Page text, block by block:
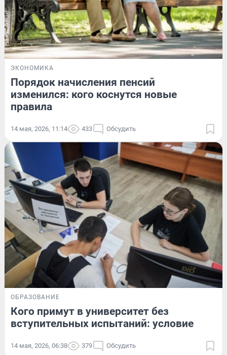
ЭКОНОМИКА
Порядок начисления пенсий
изменился: кого коснутся новые
правила
14 мая, 2026, 11:14 433 Обсудить
ОБРАЗОВАНИЕ
Кого примут в университет без
вступительных испытаний: условие
14 мая, 2026, 06:38 379 Обсудить